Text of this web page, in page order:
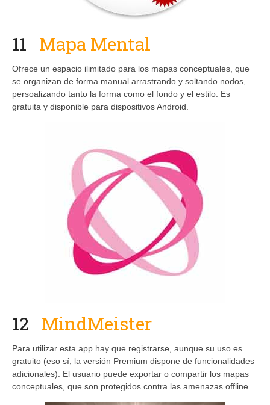
11 Mapa Mental
Ofrece un espacio ilimitado para los mapas conceptuales, que
se organizan de forma manual arrastrando y soltando nodos,
persoalizando tanto la forma como el fondo y el estilo. Es
gratuita y disponible para dispositivos Android.
12 MindMeister
Para utilizar esta app hay que registrarse, aunque su uso es
gratuito (eso sí, la versión Premium dispone de funcionalidades
adicionales). El usuario puede exportar o compartir los mapas
conceptuales, que son protegidos contra las amenazas offline.